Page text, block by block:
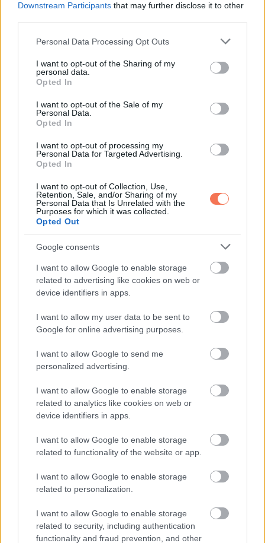
Downstream Participants that may further disclose it to other
Please note that this website/app uses one or more Google
not limited to your visit or usage behaviour. You may click to
grant or deny consent to Google and its third-party tags to
use your data for below specified purposes in below Google
consent section.
Personal Data Processing Opt Outs
I want to opt-out of the Sharing of my
personal data.
Opted In
I want to opt-out of the Sale of my
Personal Data.
Opted In
I want to opt-out of processing my
Personal Data for Targeted Advertising.
Opted In
I want to opt-out of Collection, Use,
Retention, Sale, and/or Sharing of my
Personal Data that Is Unrelated with the
Purposes for which it was collected.
Opted Out
Google consents
I want to allow Google to enable storage
related to advertising like cookies on web or
device identifiers in apps.
I want to allow my user data to be sent to
Google for online advertising purposes.
I want to allow Google to send me
personalized advertising.
I want to allow Google to enable storage
related to analytics like cookies on web or
device identifiers in apps.
I want to allow Google to enable storage
related to functionality of the website or app.
I want to allow Google to enable storage
related to personalization.
I want to allow Google to enable storage
related to security, including authentication
functionality and fraud prevention, and other
„Mi történt?”
Közelebb hajoltam. „Segítened kell.”
Amikor elmondtam a tervet, csak egyet kérdezett.
„Igen” mondtam. „Teljesen.”
Amikor kinyíltak a templom ajtajai, a teremben már az első
lépéseim előtt csend lett. Egy egyszerű, elefántcsontszínű
ruhát viseltem, amit a szervező tartaléknak tett félre. A
szétvágott quilt-szoknyát a karomban vittem.
A foltok itt-ott lógtak, a foltok és a szakadás a fényben is
látszott. Ahogy haladtam előre, suttogás futott végig a
Az oltárnál Colin mosolya elhalványult. Zavartan hajolt felém.
„Mi történt?” súgta.
asztalra, aztán a hangosító felé intettem. A zene elhalkult, és
egy lágy zongoradallam indult el.
Mögöttünk a kivetítő felvillant. Az első képen anyu a
konyhánkban nevetett, és egy félig kész takarót tartott a
kezében. A vendégek között végigfutott egy halk moraj.
„Amikor felnőttem, csak anyukám és én voltunk.”